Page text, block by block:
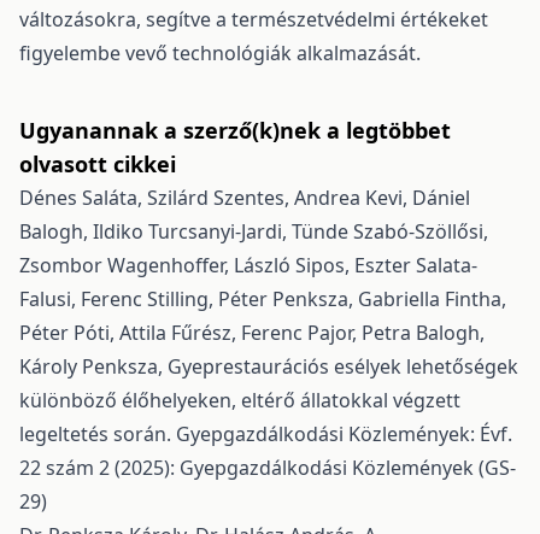
változásokra, segítve a természetvédelmi értékeket
figyelembe vevő technológiák alkalmazását.
Ugyanannak a szerző(k)nek a legtöbbet
olvasott cikkei
Dénes Saláta, Szilárd Szentes, Andrea Kevi, Dániel
Balogh, Ildiko Turcsanyi-Jardi, Tünde Szabó-Szöllősi,
Zsombor Wagenhoffer, László Sipos, Eszter Salata-
Falusi, Ferenc Stilling, Péter Penksza, Gabriella Fintha,
Péter Póti, Attila Fűrész, Ferenc Pajor, Petra Balogh,
Károly Penksza, Gyeprestaurációs esélyek lehetőségek
különböző élőhelyeken, eltérő állatokkal végzett
legeltetés során. Gyepgazdálkodási Közlemények: Évf.
22 szám 2 (2025): Gyepgazdálkodási Közlemények (GS-
29)